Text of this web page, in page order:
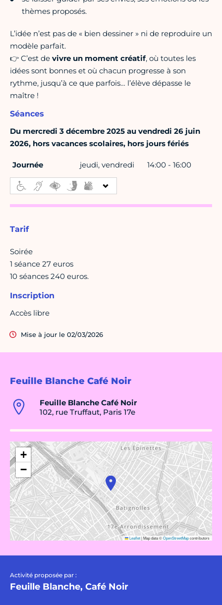
Feuille Blanche Café Noir
Feuille Blanche Café Noir
102, rue Truffaut, Paris 17e
+
−
Leaflet|Map data ©OpenStreetMapcontributors
Activité proposée par :
Feuille Blanche, Café Noir
thèmes proposés.
L’idée n’est pas de « bien dessiner » ni de reproduire un
modèle parfait.
👉 C’est de vivre un moment créatif, où toutes les
idées sont bonnes et où chacun progresse à son
rythme, jusqu’à ce que parfois… l’élève dépasse le
maître !
Séances
Du mercredi 3 décembre 2025 au vendredi 26 juin
2026, hors vacances scolaires, hors jours fériés
Journée jeudi, vendredi 14:00 - 16:00
Tarif
Soirée
1 séance 27 euros
10 séances 240 euros.
Inscription
Accès libre
Mise à jour le 02/03/2026